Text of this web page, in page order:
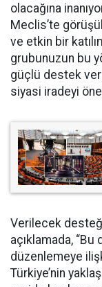
olacağına
Meclis’te
ve etkin bir
grubunuzun bu
güçlü destek
siyasi iradeyi
Verilecek
açıklamada, “Bu
düzenlemeye
Türkiye’nin